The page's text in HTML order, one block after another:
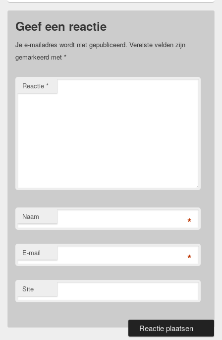
Geef een reactie
Je e-mailadres wordt niet gepubliceerd. Vereiste velden zijn
gemarkeerd met *
Reactie *
Naam *
E-mail *
Site